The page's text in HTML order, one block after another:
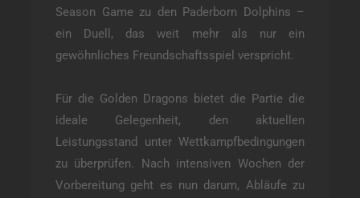
Season Game zu den Paderborn Dolphins –
ein Duell, das weit mehr als nur ein
gewöhnliches Freundschaftsspiel verspricht.
Für die Golden Dragons bietet die Partie die
ideale Gelegenheit, den aktuellen
Leistungsstand unter Wettkampfbedingungen
zu überprüfen. Nach intensiven Wochen der
Vorbereitung geht es nun darum, Abläufe zu